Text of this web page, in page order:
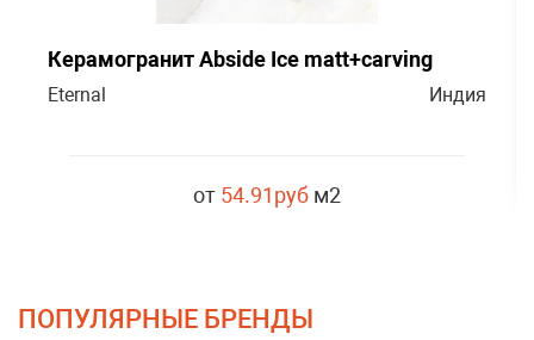
Керамогранит Abside Ice matt+carving
Eternal Индия
от 54.91руб м2
ПОПУЛЯРНЫЕ БРЕНДЫ